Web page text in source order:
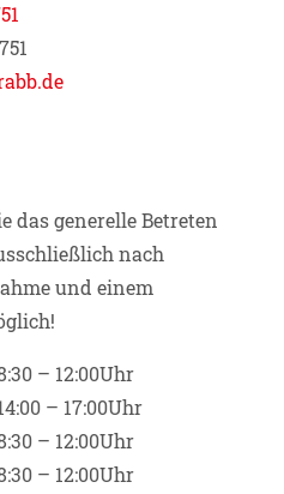
das generelle Betreten
nach
und einem
– 12:00Uhr
– 17:00Uhr
– 12:00Uhr
– 12:00Uhr